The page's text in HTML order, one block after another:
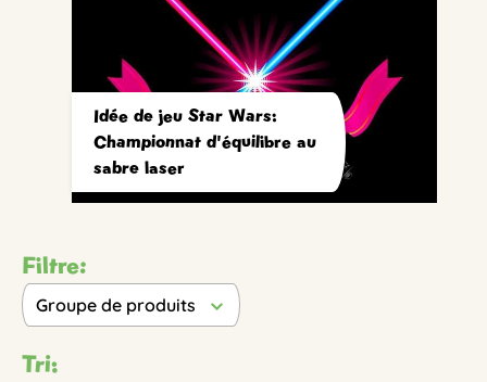
Idée de jeu Star Wars:
Championnat d'équilibre au
sabre laser
Filtre:
Groupe de produits
Tri: